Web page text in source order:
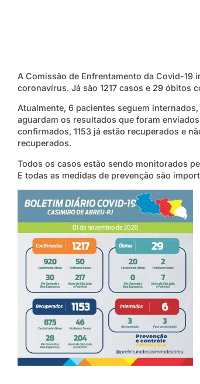
A Comissão de Enfrentamento da Covid-19
coronavírus. Já são 1217 casos e 29 óbitos
Atualmente, 6 pacientes seguem
aguardam os resultados que foram
confirmados, 1153 já estão recuperados e
recuperados.
Todos os casos estão sendo monitorados
E todas as medidas de prevenção são